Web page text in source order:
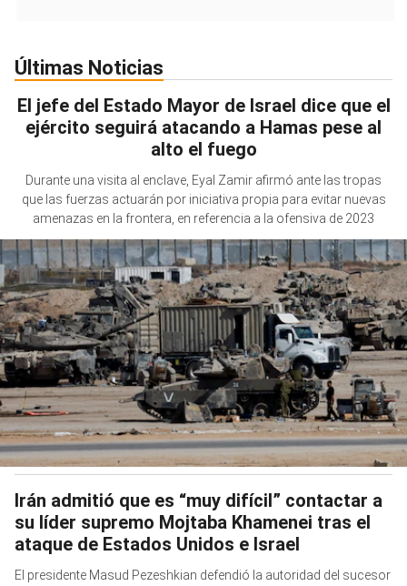
Últimas Noticias
El jefe del Estado Mayor de Israel dice que el
ejército seguirá atacando a Hamas pese al
alto el fuego
Durante una visita al enclave, Eyal Zamir afirmó ante las tropas
que las fuerzas actuarán por iniciativa propia para evitar nuevas
amenazas en la frontera, en referencia a la ofensiva de 2023
Irán admitió que es “muy difícil” contactar a
su líder supremo Mojtaba Khamenei tras el
ataque de Estados Unidos e Israel
El presidente Masud Pezeshkian defendió la autoridad del sucesor